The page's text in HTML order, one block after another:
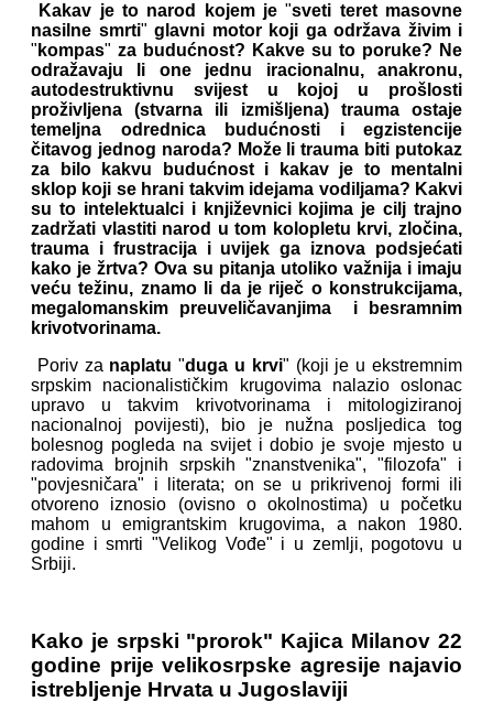
Kakav je to narod kojem je"sveti teret masovne
nasilne smrti" glavni motor koji ga održava živim i
" kompas" za budućnost? Kakve su to poruke? Ne
odražavaju li one jednu iracionalnu, anakronu,
autodestruktivnu svijest u kojoj u prošlosti
proživljena (stvarna ili izmišljena) trauma ostaje
temeljna odrednica budućnosti i egzistencije
čitavog jednog naroda? Može li trauma biti putokaz
za bilo kakvu budućnost i kakav je to mentalni
sklop koji se hrani takvim idejama vodiljama? Kakvi
su to intelektualci i književnici kojima je cilj trajno
zadržati vlastiti narod u tom kolopletu krvi, zločina,
trauma i frustracija i uvijek ga iznova podsjećati
kako je žrtva? Ova su pitanja utoliko važnija i imaju
veću težinu, znamo li da je riječ o konstrukcijama,
megalomanskim preuveličavanjima i besramnim
krivotvorinama.
Poriv za naplatu"duga u krvi" (koji je u ekstremnim
srpskim nacionalističkim krugovima nalazio oslonac
upravo u takvim krivotvorinama i mitologiziranoj
nacionalnoj povijesti), bio je nužna posljedica tog
bolesnog pogleda na svijet i dobio je svoje mjesto u
radovima brojnih srpskih "znanstvenika", "filozofa" i
"povjesničara" i literata; on se u prikrivenoj formi ili
otvoreno iznosio (ovisno o okolnostima) u početku
mahom u emigrantskim krugovima, a nakon 1980.
godine i smrti "Velikog Vođe" i u zemlji, pogotovu u
Srbiji.
Kako je srpski "prorok" Kajica Milanov 22
godine prije velikosrpske agresije najavio
istrebljenje Hrvata u Jugoslaviji